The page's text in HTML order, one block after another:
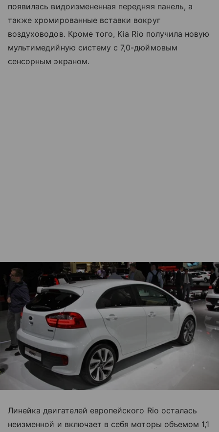
появилась видоизмененная передняя панель, а
также хромированные вставки вокруг
воздуховодов. Кроме того, Kia Rio получила новую
мультимедийную систему с 7,0-дюймовым
сенсорным экраном.
Линейка двигателей европейского Rio осталась
неизменной и включает в себя моторы объемом 1,1